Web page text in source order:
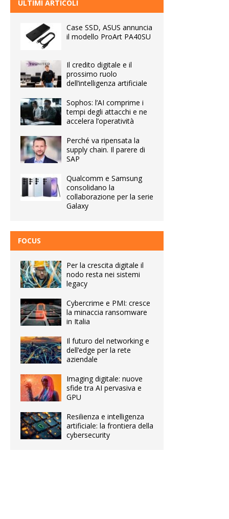
ULTIMI ARTICOLI
Case SSD, ASUS annuncia
il modello ProArt PA40SU
Il credito digitale e il
prossimo ruolo
dell’intelligenza artificiale
Sophos: l’AI comprime i
tempi degli attacchi e ne
accelera l’operatività
Perché va ripensata la
supply chain. Il parere di
SAP
Qualcomm e Samsung
consolidano la
collaborazione per la serie
Galaxy
FOCUS
Per la crescita digitale il
nodo resta nei sistemi
legacy
Cybercrime e PMI: cresce
la minaccia ransomware
in Italia
Il futuro del networking e
dell’edge per la rete
aziendale
Imaging digitale: nuove
sfide tra AI pervasiva e
GPU
Resilienza e intelligenza
artificiale: la frontiera della
cybersecurity